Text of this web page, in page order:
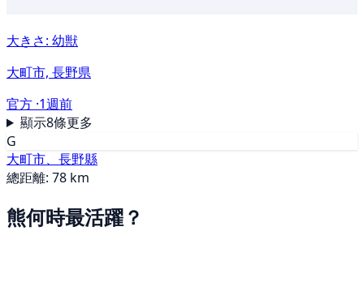
大きさ: 幼獣
大町市, 長野県
官方 ·1週前
顯示8條更多
G
大町市、長野縣
總距離: 78 km
熊何時最活躍？